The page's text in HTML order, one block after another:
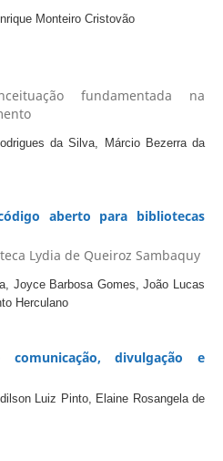
Monteiro Cristovão
fundamentada na
da Silva, Márcio Bezerra da
aberto para bibliotecas
Lydia de Queiroz Sambaquy
Joyce Barbosa Gomes, João Lucas
Herculano
divulgação e
Luiz Pinto, Elaine Rosangela de